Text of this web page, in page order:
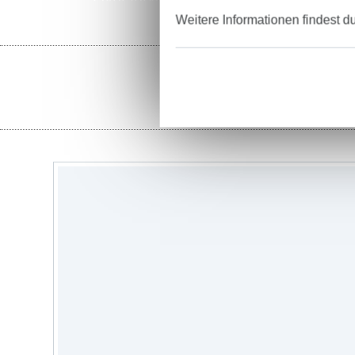
Weitere Informationen findest